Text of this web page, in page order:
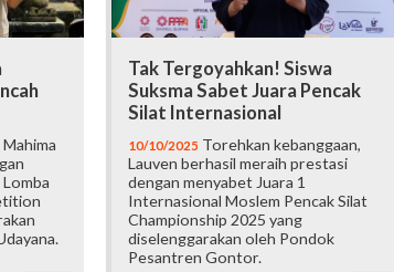
Tak Tergoyahkan! Siswa
Suksma Sabet Juara Pencak
Silat Internasional
10/10/2025 Torehkan kebanggaan,
Lauven berhasil meraih prestasi
dengan menyabet Juara 1
Internasional Moslem Pencak Silat
Championship 2025 yang
diselenggarakan oleh Pondok
Pesantren Gontor.